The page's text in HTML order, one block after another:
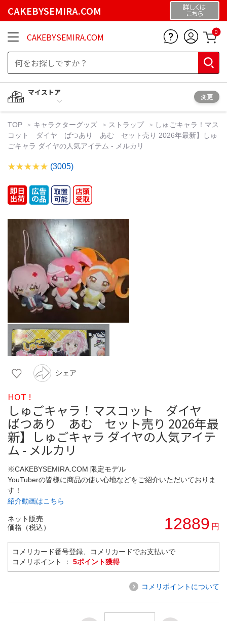
CAKEBYSEMIRA.COM 詳しくは
こちら
CAKEBYSEMIRA.COM 0
マイストア
変更
TOP キャラクターグッズ ストラップ
しゅごキャラ！マス
コット ダイヤ ばつあり あむ セット売り 2026年最新】しゅ
ごキャラ ダイヤの人気アイテム - メルカリ
(3005)
シェア
HOT !
しゅごキャラ！マスコット ダイヤ
ばつあり あむ セット売り 2026年最
新】しゅごキャラ ダイヤの人気アイテ
ム - メルカリ
※CAKEBYSEMIRA.COM 限定モデル
YouTuberの皆様に商品の使い心地などをご紹介いただいておりま
す！
紹介動画はこちら
ネット販売
価格（税込）
12889 円
コメリカード番号登録、コメリカードでお支払いで
コメリポイント ： 5ポイント獲得
コメリポイントについて